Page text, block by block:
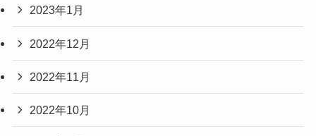
2023年1月
2022年12月
2022年11月
2022年10月